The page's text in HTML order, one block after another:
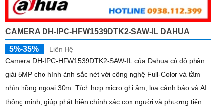
CAMERA DH-IPC-HFW1539DTK2-SAW-IL DAHUA
5%-35%
Liên Hệ
Camera DH-IPC-HFW1539DTK2-SAW-IL của Dahua có độ phân
giải 5MP cho hình ảnh sắc nét với công nghệ Full-Color và tầm
nhìn hồng ngoại 30m. Tích hợp micro ghi âm, loa cảnh báo và AI
thông minh, giúp phát hiện chính xác con người và phương tiện